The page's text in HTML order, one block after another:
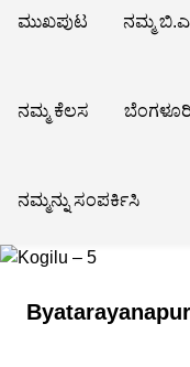
ಮುಖಪುಟ
ನಮ್ಮ
ನಮ್ಮ ಕೆಲಸ
ನಮ್ಮನ್ನು ಸಂಪರ್ಕಿಸಿ